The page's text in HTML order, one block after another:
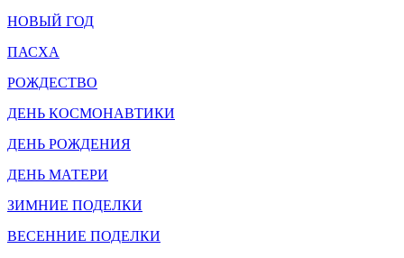
НОВЫЙ ГОД
ПАСХА
РОЖДЕСТВО
ДЕНЬ КОСМОНАВТИКИ
ДЕНЬ РОЖДЕНИЯ
ДЕНЬ МАТЕРИ
ЗИМНИЕ ПОДЕЛКИ
ВЕСЕННИЕ ПОДЕЛКИ